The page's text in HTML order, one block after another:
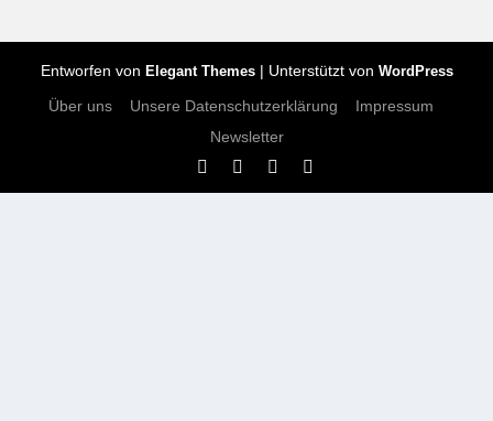
Entworfen von Elegant Themes| Unterstützt von WordPress
Über uns Unsere Datenschutzerklärung
Impressum
Newsletter